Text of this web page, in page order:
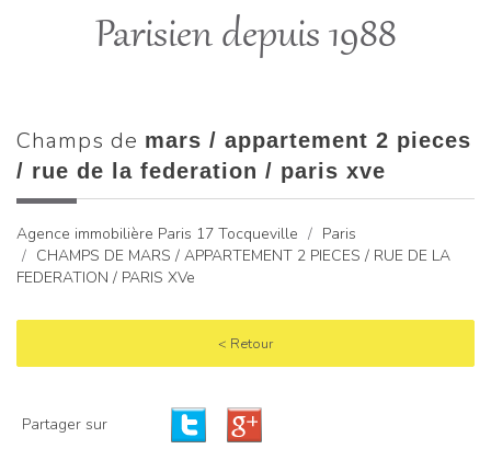
Parisien depuis 1988
champs de mars / appartement 2 pieces
/ rue de la federation / paris xve
Agence immobilière Paris 17 Tocqueville
Paris
CHAMPS DE MARS / APPARTEMENT 2 PIECES / RUE DE LA
FEDERATION / PARIS XVe
< Retour
Partager sur